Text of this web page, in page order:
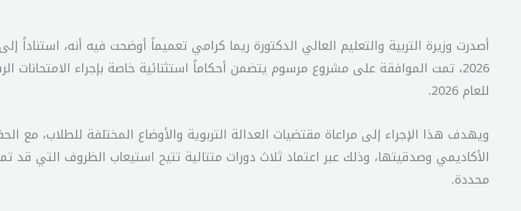
2026، تمت الموافقة على مشروع مرسوم يتضمن أحكاماً استثنائية خاصة بإجراء الامتحانات
للعام 2026.
ويهدف هذا الإجراء إلى مراعاة مقتضيات العدالة التربوية والأوضاع المختلفة للطلاب، مع
الأكاديمي وصدقيتها، وذلك عبر اعتماد ثلاث دورات متتالية تتيح استيعاب الظروف التي
محددة.